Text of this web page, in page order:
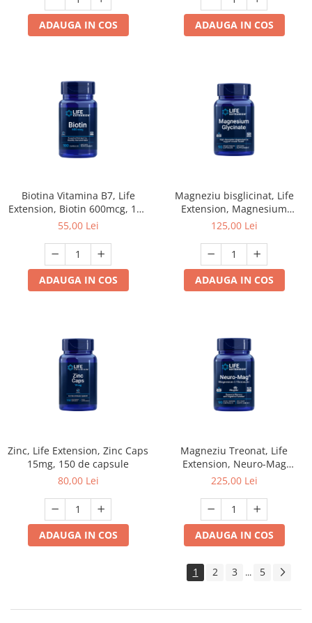
ADAUGA IN COS ADAUGA IN COS
Biotina Vitamina B7, Life
Extension, Biotin 600mcg, 100
de capsule
55,00 Lei
ADAUGA IN COS
Magneziu bisglicinat, Life
Extension, Magnesium
Glycinate, 90 de capsule
125,00 Lei
ADAUGA IN COS
Zinc, Life Extension, Zinc Caps
15mg, 150 de capsule
80,00 Lei
ADAUGA IN COS
Magneziu Treonat, Life
Extension, Neuro-Mag
Magnesium L-Threonate, 90
225,00 Lei
ADAUGA IN COS
1 2 3 ... 5